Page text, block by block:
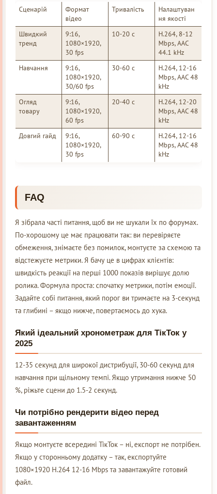
Сценарій
Формат
відео
Тривалість
Налаштуван
ня якості
Швидкий
тренд
9:16,
1080×1920,
30 fps
10-20 с
H.264, 8-12
Mbps, AAC
44.1 kHz
Навчання
9:16,
1080×1920,
30/60 fps
30-60 с
H.264, 12-16
Mbps, AAC 48
kHz
Огляд
товару
9:16,
1080×1920,
60 fps
20-40 с
H.264, 12-20
Mbps, AAC 48
kHz
Довгий гайд
9:16,
1080×1920,
30 fps
60-90 с
H.264, 12-16
Mbps, AAC 48
kHz
FAQ
Я зібрала часті питання, щоб ви не шукали їх по форумах.
По-хорошому це має працювати так: ви перевіряєте
обмеження, знімаєте без помилок, монтуєте за схемою та
відстежуєте метрики. Я бачу це в цифрах клієнтів:
швидкість реакції на перші 1000 показів вирішує долю
ролика. Формула проста: спочатку метрики, потім емоції.
Задайте собі питання, який порог ви тримаєте на 3-секунд
та глибині – якщо нижче, повертаємось до хука.
Який ідеальний хронометраж для ТікТок у
2025
12-35 секунд для широкої дистрибуції, 30-60 секунд для
навчання при щільному темпі. Якщо утримання нижче 50
%, ріжьте сцени до 1.5-2 секунд.
Чи потрібно рендерити відео перед
завантаженням
Якщо монтуєте всередині ТікТок – ні, експорт не потрібен.
Якщо у сторонньому додатку – так, експортуйте
1080×1920 H.264 12-16 Mbps та завантажуйте готовий
файл.